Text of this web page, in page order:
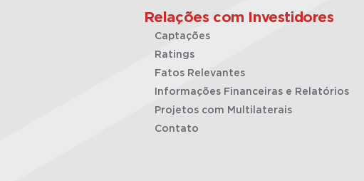
Relações com Investidores
Captações
Ratings
Fatos Relevantes
Informações Financeiras e Relatórios
Projetos com Multilaterais
Contato